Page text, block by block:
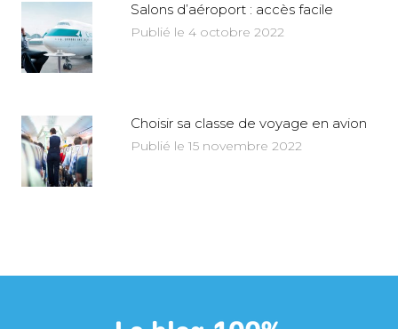
Salons d’aéroport : accès facile
Publié le 4 octobre 2022
Choisir sa classe de voyage en avion
Publié le 15 novembre 2022